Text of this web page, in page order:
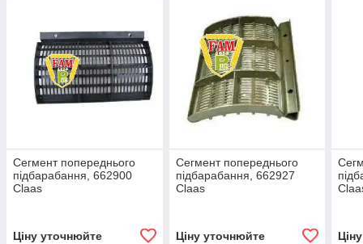
Сегмент попереднього
підбарабання, 662900
Claas
Ціну уточнюйте
Сегмент попереднього
підбарабання, 662927
Claas
Ціну уточнюйте